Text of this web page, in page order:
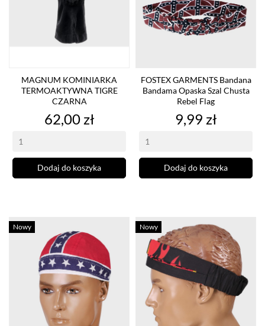
MAGNUM KOMINIARKA
TERMOAKTYWNA TIGRE
CZARNA
Cena
62,00 zł
Dodaj do koszyka
FOSTEX GARMENTS Bandana
Bandama Opaska Szal Chusta
Rebel Flag
Cena
9,99 zł
Dodaj do koszyka
Nowy Nowy